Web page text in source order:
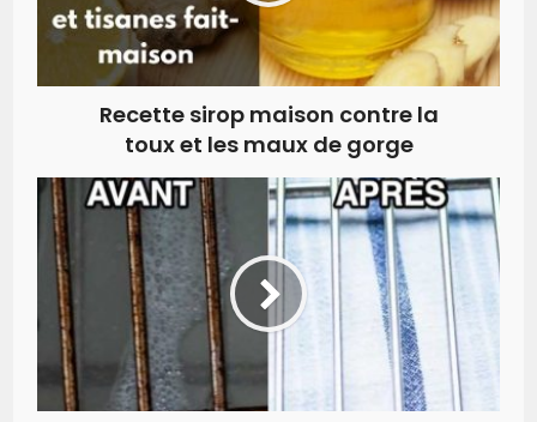
Recette sirop maison contre la
toux et les maux de gorge